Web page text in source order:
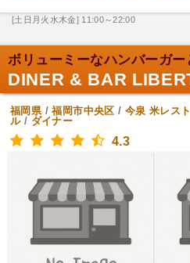
[土日月火水木金] 11:00～22:00
DINER & BAR
福岡県/福岡市中央区 / 今泉 米レス
ル/ ダイナー
4.3